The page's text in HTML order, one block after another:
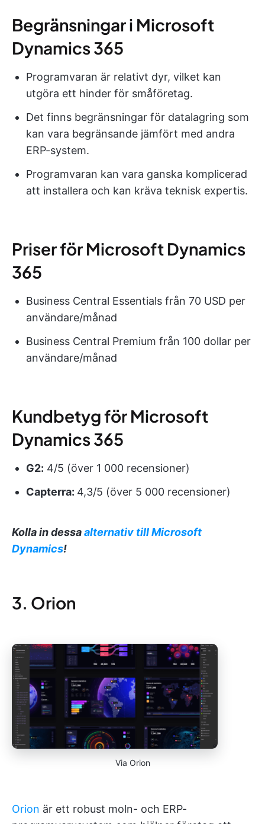
Begränsningar i Microsoft
Dynamics 365
Programvaran är relativt dyr, vilket kan
utgöra ett hinder för småföretag.
Det finns begränsningar för datalagring som
kan vara begränsande jämfört med andra
ERP-system.
Programvaran kan vara ganska komplicerad
att installera och kan kräva teknisk expertis.
Priser för Microsoft Dynamics
365
Business Central Essentials från 70 USD per
användare/månad
Business Central Premium från 100 dollar per
användare/månad
Kundbetyg för Microsoft
Dynamics 365
G2: 4/5 (över 1 000 recensioner)
Capterra: 4,3/5 (över 5 000 recensioner)
Kolla in dessaalternativ till Microsoft
Dynamics!
3. Orion
Via Orion
Orion är ett robust moln- och ERP-